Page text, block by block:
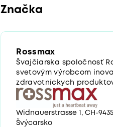
Značka
Rossmax
Švajčiarska spoločnosť
svetovým výrobcom
zdravotníckych
Widnauerstrasse 1, CH-
Švýcarsko